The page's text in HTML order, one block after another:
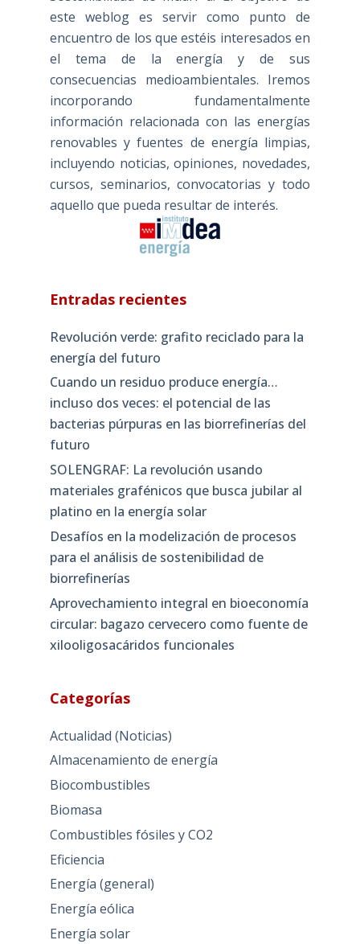
este weblog es servir como punto de
encuentro de los que estéis interesados en
el tema de la energía y de sus
consecuencias medioambientales. Iremos
incorporando fundamentalmente
información relacionada con las energías
renovables y fuentes de energía limpias,
incluyendo noticias, opiniones, novedades,
cursos, seminarios, convocatorias y todo
aquello que pueda resultar de interés.
Entradas recientes
Revolución verde: grafito reciclado para la
energía del futuro
Cuando un residuo produce energía…
incluso dos veces: el potencial de las
bacterias púrpuras en las biorrefinerías del
futuro
SOLENGRAF: La revolución usando
materiales grafénicos que busca jubilar al
platino en la energía solar
Desafíos en la modelización de procesos
para el análisis de sostenibilidad de
biorrefinerías
Aprovechamiento integral en bioeconomía
circular: bagazo cervecero como fuente de
xilooligosacáridos funcionales
Categorías
Actualidad (Noticias)
Almacenamiento de energía
Biocombustibles
Biomasa
Combustibles fósiles y CO2
Eficiencia
Energía (general)
Energía eólica
Energía solar